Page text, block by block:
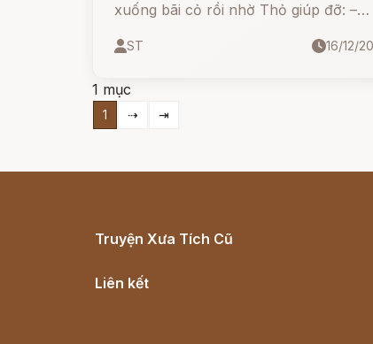
xuống bãi cỏ rồi nhờ Thỏ giúp đỡ: –
anh dậy nhé!
ST 16/12/
1 mục
1 ⇢ ⇥
Truyện Xưa Tích Cũ
Liên kết